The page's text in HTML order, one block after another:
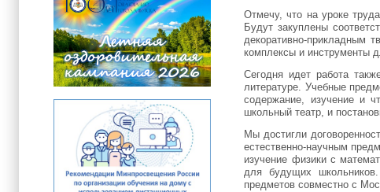
Отмечу, что на уроке
Будут закуплены
декоративно-прикладным
комплексы и инструменты
Сегодня идет работа
литературе. Учебные
содержание, изучение и
школьный театр, и
Мы достигли
естественно-научным
изучение физики с
для будущих школьников.
предметов совместно с